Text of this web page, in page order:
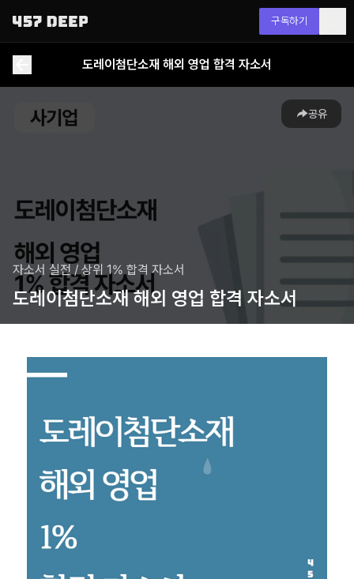
구독하기
도레이첨단소재 해외 영업 합격 자소서
공유
자소서 실전 / 상위 1% 합격 자소서
도레이첨단소재 해외 영업 합격 자소서